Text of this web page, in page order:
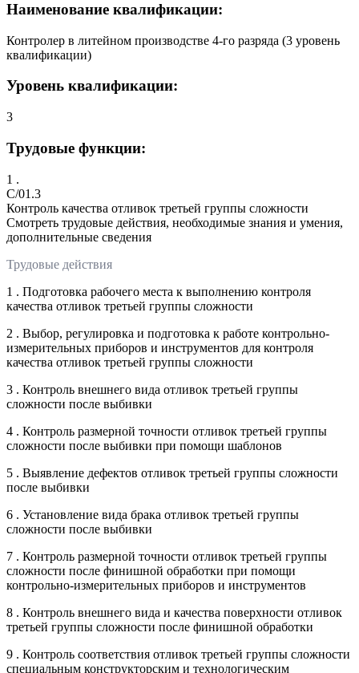
Наименование квалификации:
Контролер в литейном производстве 4-го разряда (3 уровень
квалификации)
Уровень квалификации:
3
Трудовые функции:
1 .
C/01.3
Контроль качества отливок третьей группы сложности
Смотреть трудовые действия, необходимые знания и умения,
дополнительные сведения
Трудовые действия
1 . Подготовка рабочего места к выполнению контроля
качества отливок третьей группы сложности
2 . Выбор, регулировка и подготовка к работе контрольно-
измерительных приборов и инструментов для контроля
качества отливок третьей группы сложности
3 . Контроль внешнего вида отливок третьей группы
сложности после выбивки
4 . Контроль размерной точности отливок третьей группы
сложности после выбивки при помощи шаблонов
5 . Выявление дефектов отливок третьей группы сложности
после выбивки
6 . Установление вида брака отливок третьей группы
сложности после выбивки
7 . Контроль размерной точности отливок третьей группы
сложности после финишной обработки при помощи
контрольно-измерительных приборов и инструментов
8 . Контроль внешнего вида и качества поверхности отливок
третьей группы сложности после финишной обработки
9 . Контроль соответствия отливок третьей группы сложности
специальным конструкторским и технологическим